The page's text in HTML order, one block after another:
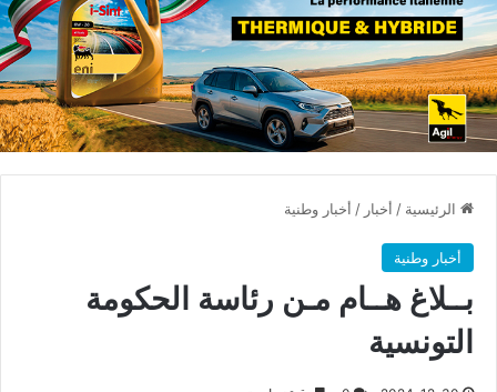
الرئيسية / أخبار / أخبار وطنية
أخبار وطنية
بــلاغ هــام مـن رئاسة الحكومة
التونسية